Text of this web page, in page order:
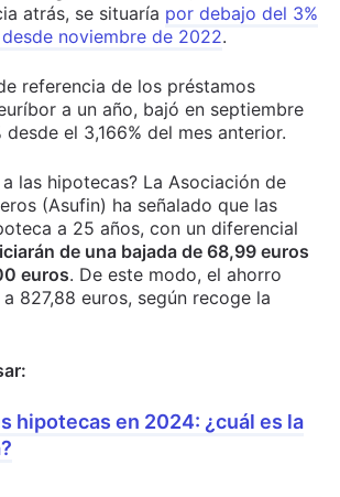
atrás, se situaría por debajo del 3%
noviembre de 2022.
referencia de los préstamos
a un año, bajó en septiembre
el 3,166% del mes anterior.
las hipotecas? La Asociación de
(Asufin) ha señalado que las
a 25 años, con un diferencial
de una bajada de 68,99 euros
euros. De este modo, el ahorro
827,88 euros, según recoge la
hipotecas en 2024: ¿cuál es la